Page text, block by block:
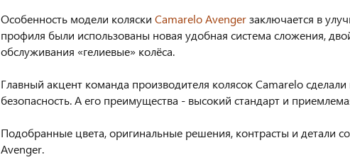
Особенность модели коляски Camarelo Avengerзаключается в
профиля были использованы новая удобная система сложения,
обслуживания «гелиевые» колёса.
Главный акцент команда производителя колясок Camarelo
безопасность. А его преимущества - высокий стандарт и
Подобранные цвета, оригинальные решения, контрасты и детали
Avenger.